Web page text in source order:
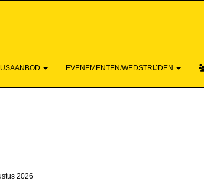
EVENEMENTEN/WEDSTRIJDEN
2026